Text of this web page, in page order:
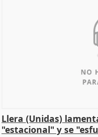
Llera (Unidas)
"estacional" y se